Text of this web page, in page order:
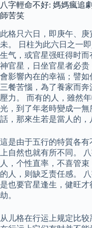
八字輕命不好: 媽媽瘋追
師苦笑
此格只六日，即庚午、
未。 日柱为此六日之一
生气，或官星强旺得时
神官星，日坐官星者必
會影響內在的幸福；譬
三餐苦惱，為了養家而
壓力。 而有的人，雖然
光，到了年老時變成一
話，那來生若是當人的，
這是由于五行的特質各
上自然也就有所不同。
人，个性直率，不喜管
的人，则缺乏责任感。
是也要官星逢生，健旺
劫。
从儿格在行运上规定比